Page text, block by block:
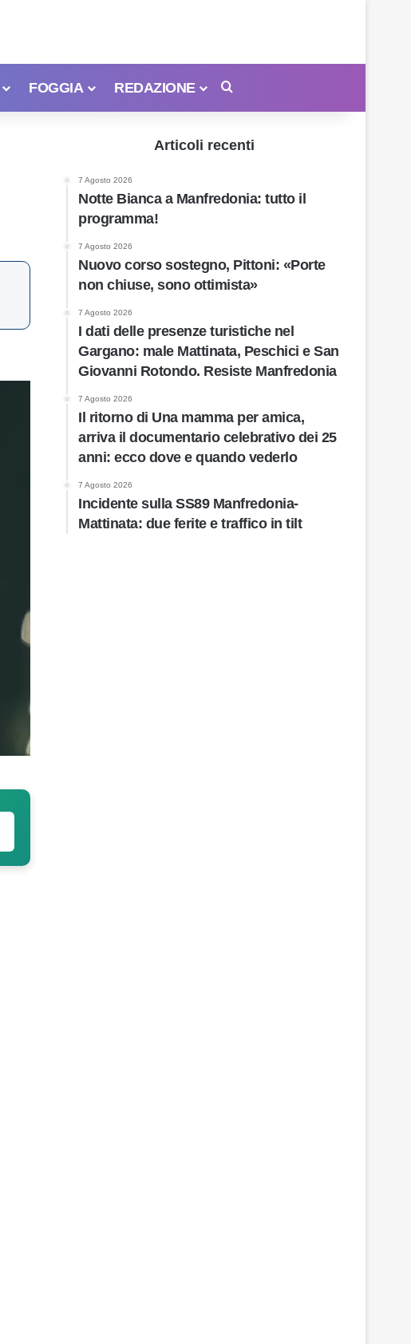
FOGGIA REDAZIONE
Articoli recenti
7 Agosto 2026
Notte Bianca a Manfredonia: tutto il
programma!
7 Agosto 2026
Nuovo corso sostegno, Pittoni: «Porte
non chiuse, sono ottimista»
7 Agosto 2026
I dati delle presenze turistiche nel
Gargano: male Mattinata, Peschici e San
Giovanni Rotondo. Resiste Manfredonia
7 Agosto 2026
Il ritorno di Una mamma per amica,
arriva il documentario celebrativo dei 25
anni: ecco dove e quando vederlo
7 Agosto 2026
Incidente sulla SS89 Manfredonia-
Mattinata: due ferite e traffico in tilt